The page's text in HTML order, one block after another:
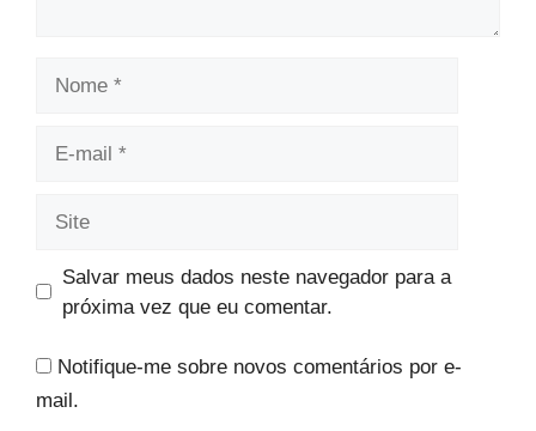
Salvar meus dados neste navegador para a
próxima vez que eu comentar.
Notifique-me sobre novos comentários por e-
mail.